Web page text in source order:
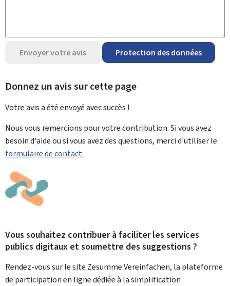
Envoyer votre avis Protection des données
Donnez un avis sur cette page
Votre avis a été envoyé avecsuccès !
Nous vous remercions pour votre contribution. Si vous avez
besoin d'aide ou si vous avez des questions, merci d'utiliser le
formulaire de contact.
Vous souhaitez contribuer à faciliter les services
publics digitaux et soumettre des suggestions ?
Rendez-vous sur le site Zesumme Vereinfachen, la plateforme
de participation en ligne dédiée à la simplification